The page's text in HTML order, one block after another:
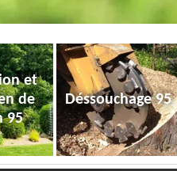
et
de
95
Déssouchage 95